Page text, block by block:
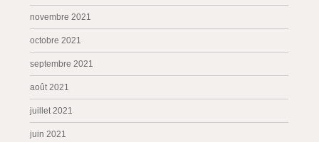
novembre 2021
octobre 2021
septembre 2021
août 2021
juillet 2021
juin 2021